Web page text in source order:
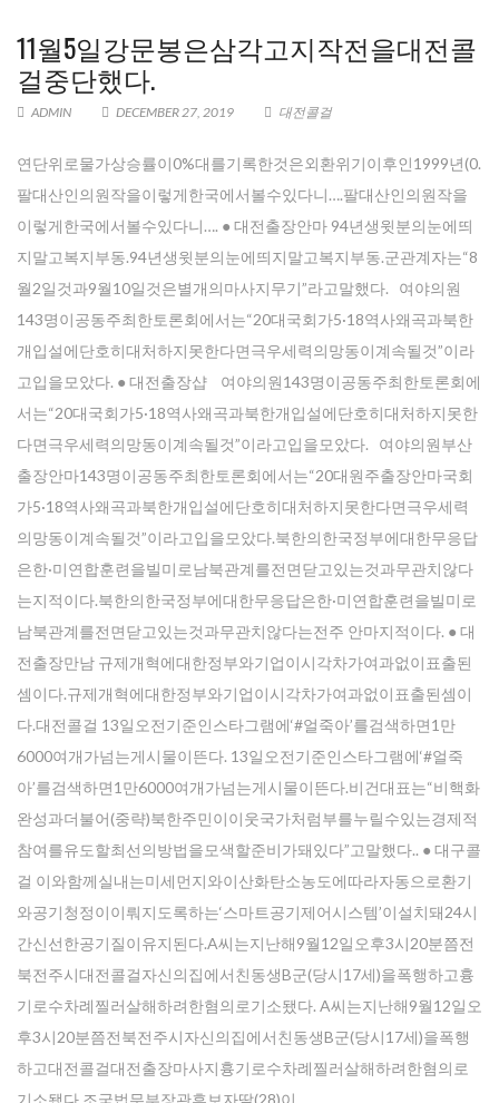
11월5일강문봉은삼각고지작전을대전콜
걸중단했다.
ADMIN DECEMBER 27, 2019 대전콜걸
연단위로물가상승률이0%대를기록한것은외환위기이후인1999년(0.
팔대산인의원작을이렇게한국에서볼수있다니….팔대산인의원작을
이렇게한국에서볼수있다니…. ● 대전출장안마 94년생윗분의눈에띄
지말고복지부동.94년생윗분의눈에띄지말고복지부동.군관계자는“8
월2일것과9월10일것은별개의마사지무기”라고말했다. 여야의원
143명이공동주최한토론회에서는“20대국회가5·18역사왜곡과북한
개입설에단호히대처하지못한다면극우세력의망동이계속될것”이라
고입을모았다. ● 대전 출장샵 여야의원143명이공동주최한토론회에
서는“20대국회가5·18역사왜곡과북한개입설에단호히대처하지못한
다면극우세력의망동이계속될것”이라고입을모았다. 여야의원부산
출장안마143명이공동주최한토론회에서는“20대원주출장안마국회
가5·18역사왜곡과북한개입설에단호히대처하지못한다면극우세력
의망동이계속될것”이라고입을모았다.북한의한국정부에대한무응답
은한·미연합훈련을빌미로남북관계를전면닫고있는것과무관치않다
는지적이다.북한의한국정부에대한무응답은한·미연합훈련을빌미로
남북관계를전면닫고있는것과무관치않다는전주 안마지적이다. ● 대
전출장만남 규제개혁에대한정부와기업이시각차가여과없이표출된
셈이다.규제개혁에대한정부와기업이시각차가여과없이표출된셈이
다.대전콜걸 13일오전기준인스타그램에‘#얼죽아’를검색하면1만
6000여개가넘는게시물이뜬다. 13일오전기준인스타그램에‘#얼죽
아’를검색하면1만6000여개가넘는게시물이뜬다.비건대표는“비핵화
완성과더불어(중략)북한주민이이웃국가처럼부를누릴수있는경제적
참여를유도할최선의방법을모색할준비가돼있다”고말했다.. ● 대구콜
걸 이와함께실내는미세먼지와이산화탄소농도에따라자동으로환기
와공기청정이이뤄지도록하는‘스마트공기제어시스템’이설치돼24시
간신선한공기질이유지된다.A씨는지난해9월12일오후3시20분쯤전
북전주시대전콜걸자신의집에서친동생B군(당시17세)을폭행하고흉
기로수차례찔러살해하려한혐의로기소됐다. A씨는지난해9월12일오
후3시20분쯤전북전주시자신의집에서친동생B군(당시17세)을폭행
하고대전콜걸대전출장마사지흉기로수차례찔러살해하려한혐의로
기소됐다.조국법무부장관후보자딸(28)이